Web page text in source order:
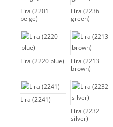
Lira (2201
beige)
Lira (2236
green)
Lira (2220 blue)
Lira (2213
brown)
Lira (2241)
Lira (2232
silver)